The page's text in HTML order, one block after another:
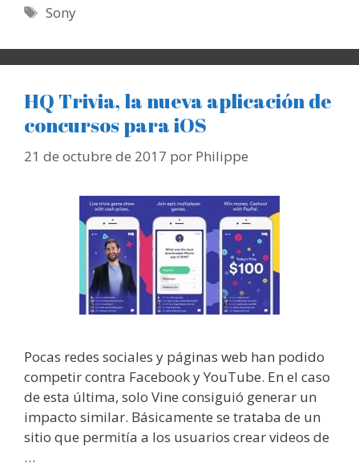
Etiquetas
Sony
HQ Trivia, la nueva aplicación de
concursos para iOS
21 de octubre de 2017 por Philippe
Pocas redes sociales y páginas web han podido
competir contra Facebook y YouTube. En el caso
de esta última, solo Vine consiguió generar un
impacto similar. Básicamente se trataba de un
sitio que permitía a los usuarios crear videos de
…